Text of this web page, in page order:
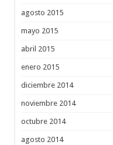
agosto 2015
mayo 2015
abril 2015
enero 2015
diciembre 2014
noviembre 2014
octubre 2014
agosto 2014